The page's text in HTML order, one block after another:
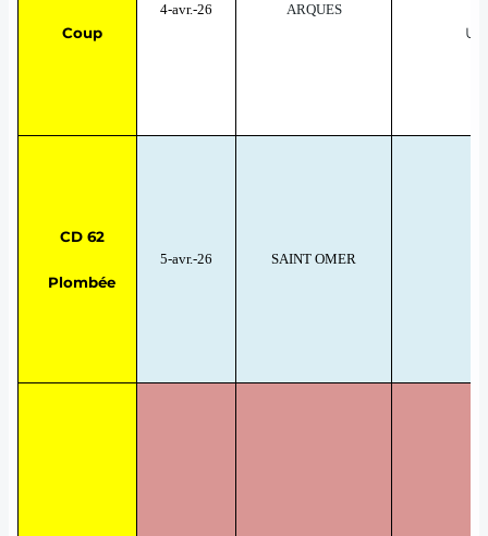
Coup
4-avr.-26 ARQUES
CD 62
Plombée
5-avr.-26 SAINT OMER